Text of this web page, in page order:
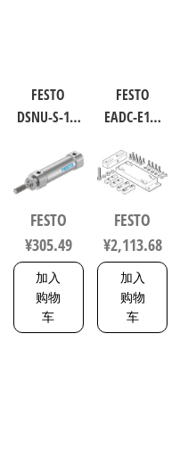
FESTO
DSNU-S-16-
气缸 行程
40mm 缸径
ISO 6432 /
CETOP RP 52
P 5216093
FESTO
¥305.49
加入
购物
车
FESTO
EADC-E16-
业自动化
零部件 规
8047581
FESTO
¥2,113.68
加入
购物
车